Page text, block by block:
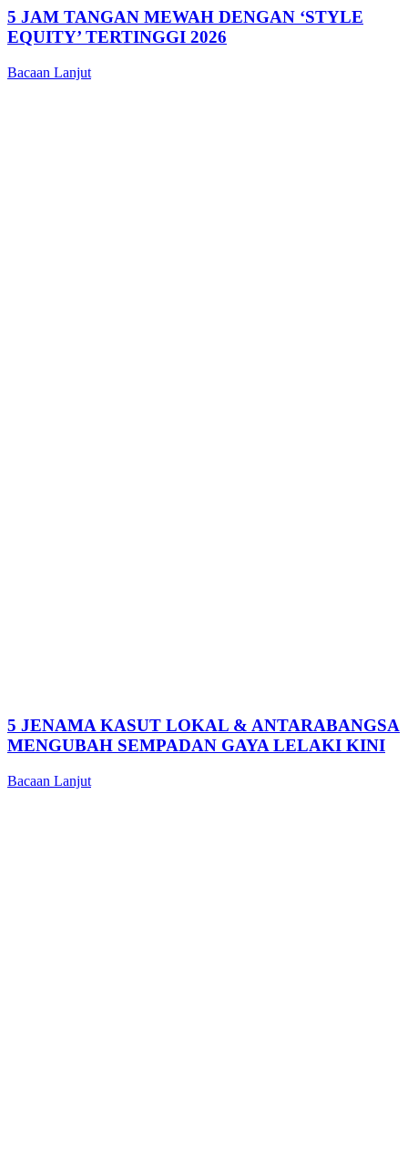
5 JAM TANGAN MEWAH DENGAN ‘STYLE
EQUITY’ TERTINGGI 2026
Bacaan Lanjut
5 JENAMA KASUT LOKAL & ANTARABANGSA
MENGUBAH SEMPADAN GAYA LELAKI KINI
Bacaan Lanjut